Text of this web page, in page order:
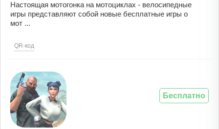
Настоящая мотогонка на мотоциклах - велосипедные
игры представляют собой новые бесплатные игры о
мот ...
QR-код
Бесплатно